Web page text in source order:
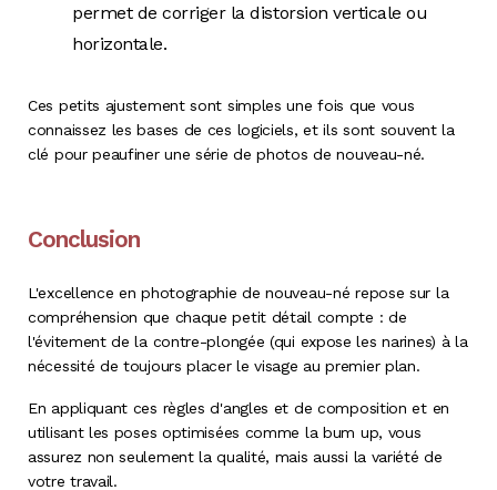
permet de corriger la distorsion verticale ou
horizontale.
Ces petits ajustement sont simples une fois que vous
connaissez les bases de ces logiciels, et ils sont souvent la
clé pour peaufiner une série de photos de nouveau-né.
Conclusion
L'excellence en photographie de nouveau-né repose sur la
compréhension que chaque petit détail compte : de
l'évitement de la contre-plongée (qui expose les narines) à la
nécessité de toujours placer le visage au premier plan.
En appliquant ces règles d'angles et de composition et en
utilisant les poses optimisées comme la bum up, vous
assurez non seulement la qualité, mais aussi la variété de
votre travail.